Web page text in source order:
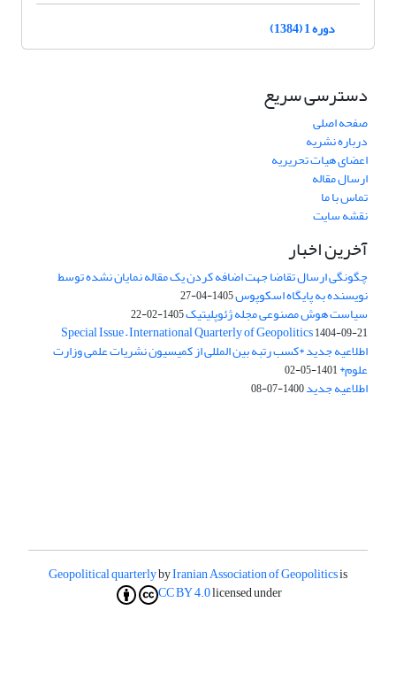
دوره 1 (1384)
دسترسی سریع
صفحه اصلی
درباره نشریه
اعضای هیات تحریریه
ارسال مقاله
تماس با ما
نقشه سایت
آخرین اخبار
چگونگی ارسال تقاضا جهت اضافه کردن یک مقاله نمایان نشده توسط
نویسنده به پایگاه اسکوپوس1405-04-27
سیاست هوش مصنوعی مجله ژئوپلیتیک1405-02-22
Special Issue – International Quarterly of Geopolitics1404-09-21
اطلاعیه جدید *کسب رتبه بین المللی از کمیسیون نشریات علمی وزارت
علوم*1401-05-02
اطلاعیه جدید1400-07-08
Geopolitical quarterlybyIranian Association of Geopoliticsis
licensed under
CC BY 4.0